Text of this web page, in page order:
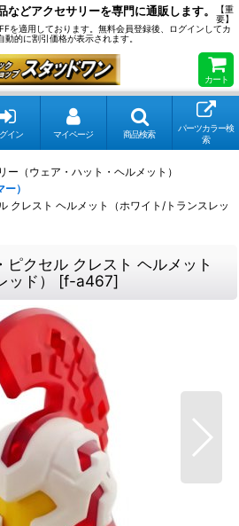
どアクセサリーを専門に通販します。
【重
要】
を適用しております。無料会員登録後、ログインしてカ
動的に割引価格が表示されます。
カート
イン マイページ 商品検索
パーツカラー検
索
ー（ウェア・ハット・ヘルメット）
）
クレスト ヘルメット（ホワイト/トランスレッ
クセル クレスト ヘルメット
ド）
[f-a467]